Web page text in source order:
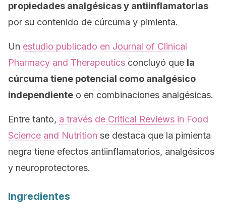
propiedades analgésicas y antiinflamatorias
por su contenido de cúrcuma y pimienta.
Un estudio publicado en Journal of Clinical
Pharmacy and Therapeutics concluyó que la
cúrcuma tiene potencial como analgésico
independiente o en combinaciones analgésicas.
Entre tanto, a través de Critical Reviews in Food
Science and Nutrition se destaca que la pimienta
negra tiene efectos antiinflamatorios, analgésicos
y neuroprotectores.
Ingredientes